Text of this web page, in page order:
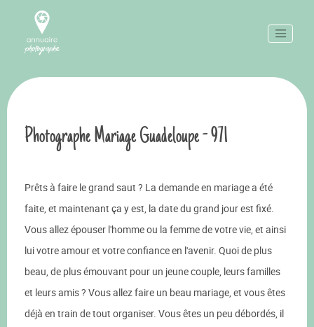
Photographe Mariage Guadeloupe - 971
Prêts à faire le grand saut ? La demande en mariage a été
faite, et maintenant ça y est, la date du grand jour est fixé.
Vous allez épouser l'homme ou la femme de votre vie, et ainsi
lui votre amour et votre confiance en l'avenir. Quoi de plus
beau, de plus émouvant pour un jeune couple, leurs familles
et leurs amis ? Vous allez faire un beau mariage, et vous êtes
déjà en train de tout organiser. Vous êtes un peu débordés, il